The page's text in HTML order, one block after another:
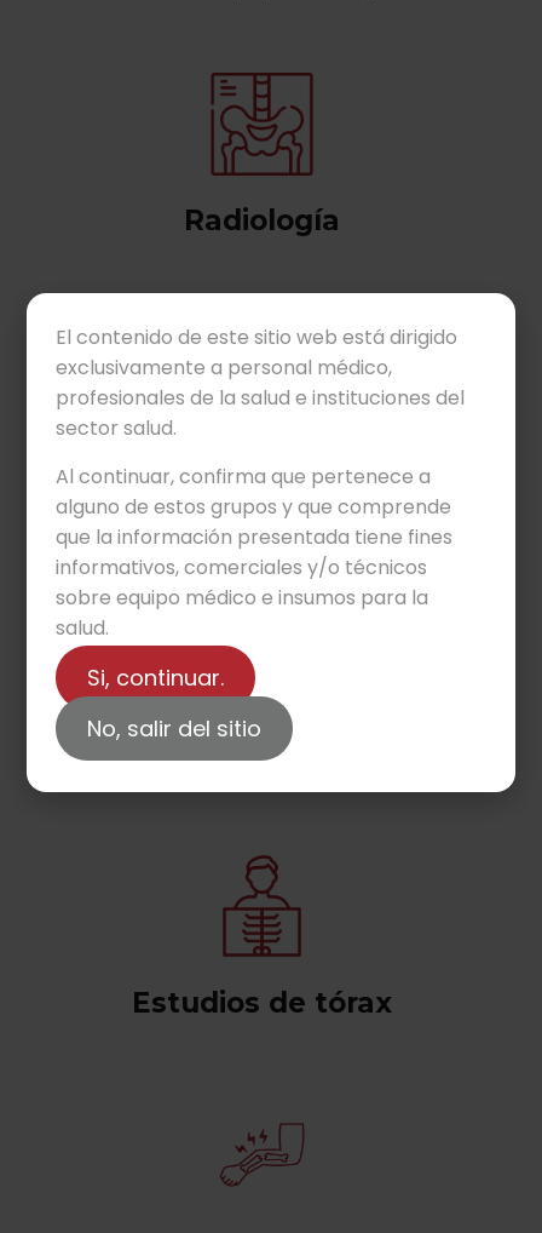
Radiología
Traumatología y
ortopedia
Medicina general
Estudios de tórax
El contenido de este sitio web está dirigido
exclusivamente a personal médico,
profesionales de la salud e instituciones del
sector salud.
Al continuar, confirma que pertenece a
alguno de estos grupos y que comprende
que la información presentada tiene fines
informativos, comerciales y/o técnicos
sobre equipo médico e insumos para la
salud.
Si, continuar.
No, salir del sitio